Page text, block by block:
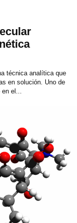
técnica analítica que
en solución. Uno de
en el...